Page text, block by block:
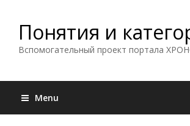
Понятия и
Вспомогательный проект портала
Menu